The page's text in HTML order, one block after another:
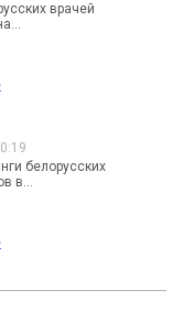
врачей
белорусских
в...